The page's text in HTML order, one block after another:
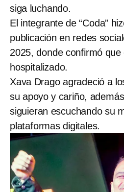
siga luchando.
El integrante de “Coda”
publicación en redes
2025, donde confirmó que
hospitalizado.
Xava Drago agradeció a
su apoyo y cariño,
siguieran escuchando su
plataformas digitales.